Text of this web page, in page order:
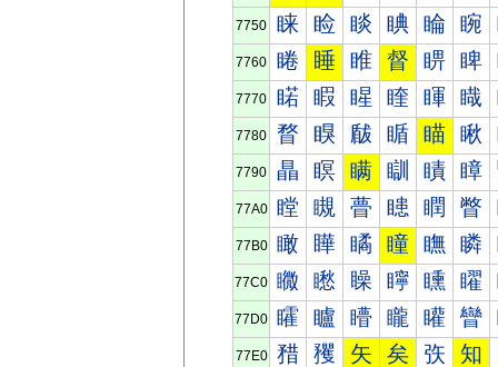
7750 睐 睑 睒 睓 睔 睕
7760 睠 睡 睢 督 睤 睥
7770 睰 睱 睲 睳 睴 睵
7780 瞀 瞁 瞂 瞃 瞄 瞅
7790 瞐 瞑 瞒 瞓 瞔 瞕
77A0 瞠 瞡 瞢 瞣 瞤 瞥
77B0 瞰 瞱 瞲 瞳 瞴 瞵
77C0 矀 矁 矂 矃 矄 矅
77D0 矐 矑 矒 矓 矔 矕
77E0 矠 矡 矢 矣 矤 知